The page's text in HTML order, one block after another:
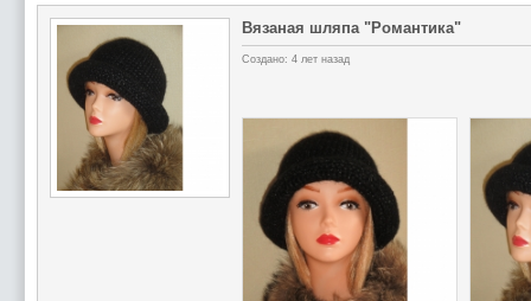
Вязаная шляпа "Романтика"
Создано: 4 лет назад